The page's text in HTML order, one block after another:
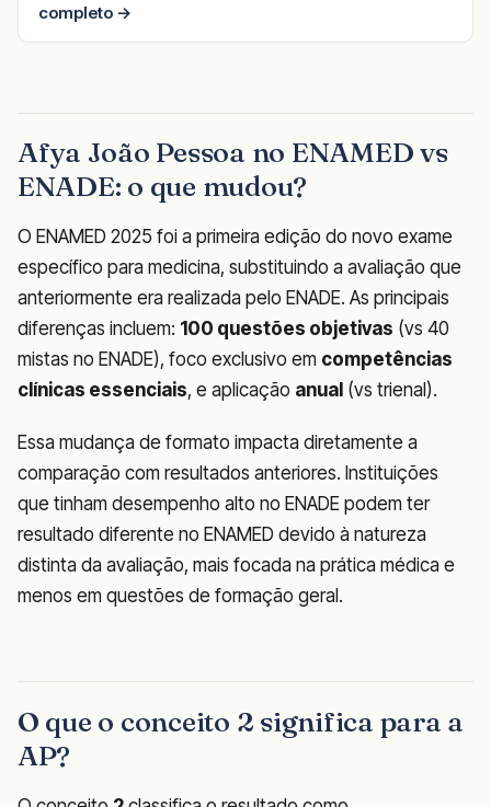
completo →
Afya João Pessoa no ENAMED vs
ENADE: o que mudou?
O ENAMED 2025 foi a primeira edição do novo exame
específico para medicina, substituindo a avaliação que
anteriormente era realizada pelo ENADE. As principais
diferenças incluem: 100 questões objetivas (vs 40
mistas no ENADE), foco exclusivo em competências
clínicas essenciais, e aplicação anual (vs trienal).
Essa mudança de formato impacta diretamente a
comparação com resultados anteriores. Instituições
que tinham desempenho alto no ENADE podem ter
resultado diferente no ENAMED devido à natureza
distinta da avaliação, mais focada na prática médica e
menos em questões de formação geral.
O que o conceito 2 significa para a
AP?